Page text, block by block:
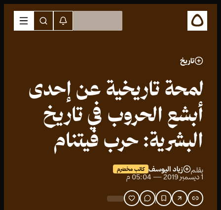
تاريخ
لمحة تاريخية عن إحدى
أبشع الحروب في تاريخ
البشرية: حرب فيتنام
بقلم زياد اليوسف كاتب مخضرم
1 ديسمبر 2019 — 05:04 م